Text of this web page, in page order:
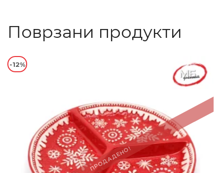
Поврзани продукти
ПРОДАДЕНО!
-12%